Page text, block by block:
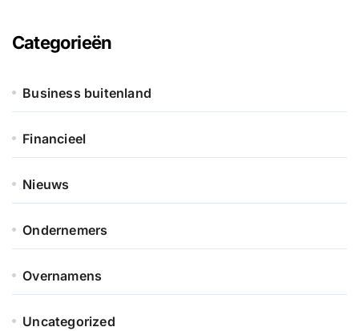
Categorieën
Business buitenland
Financieel
Nieuws
Ondernemers
Overnamens
Uncategorized